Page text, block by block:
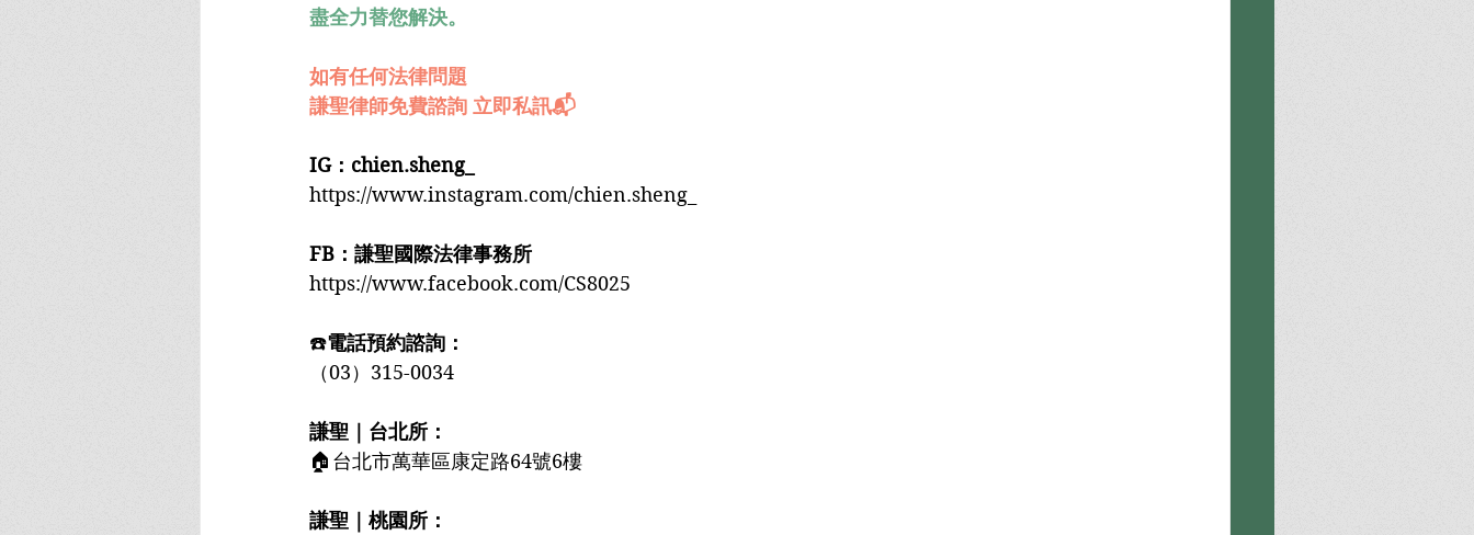
盡全力替您解決。
如有任何法律問題
謙聖律師免費諮詢 立即私訊📬
IG：chien.sheng_
https://www.instagram.com/chien.sheng_
FB：謙聖國際法律事務所
https://www.facebook.com/CS8025
☎️電話預約諮詢：
（03）315-0034
謙聖｜台北所：
🏠台北市萬華區康定路64號6樓
謙聖｜桃園所：